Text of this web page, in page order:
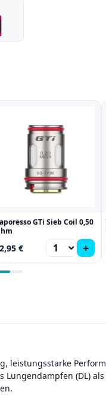
GTi Sieb Coil 0,50
€ +
leistungsstarke
(DL) als